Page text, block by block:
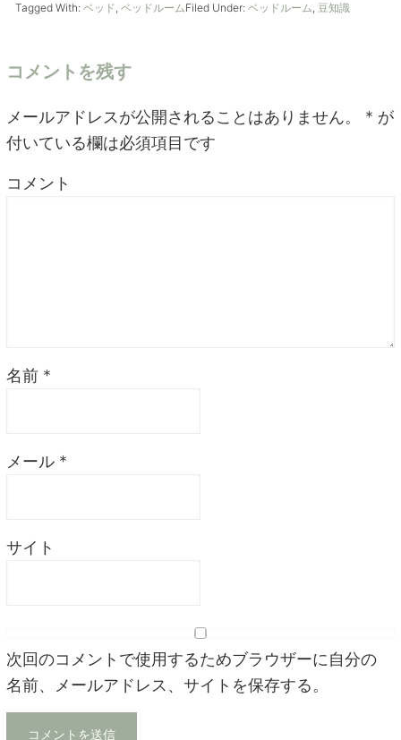
Filed Under: ベッドルーム, 豆知識
Tagged With: ベッド, ベッドルーム
コメントを残す
メールアドレスが公開されることはありません。 * が
付いている欄は必須項目です
コメント
名前 *
メール *
サイト
次回のコメントで使用するためブラウザーに自分の
名前、メールアドレス、サイトを保存する。